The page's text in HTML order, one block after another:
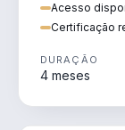
Acesso
Certificação
DURAÇÃO
4 meses